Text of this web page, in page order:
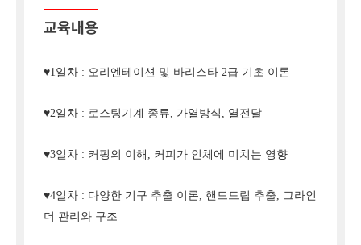
교육내용
♥1일차 : 오리엔테이션 및 바리스타 2급 기초 이론
♥2일차 : 로스팅기계 종류, 가열방식, 열전달
♥3일차 : 커핑의 이해, 커피가 인체에 미치는 영향
♥4일차 : 다양한 기구 추출 이론, 핸드드립 추출, 그라인
더 관리와 구조